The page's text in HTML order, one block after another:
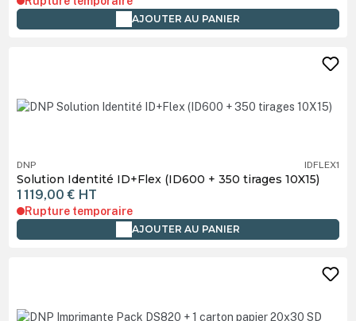
AJOUTER AU PANIER
DNP IDFLEX1
Solution Identité ID+Flex (ID600 + 350 tirages 10X15)
1 119,00 € HT
Rupture temporaire
AJOUTER AU PANIER